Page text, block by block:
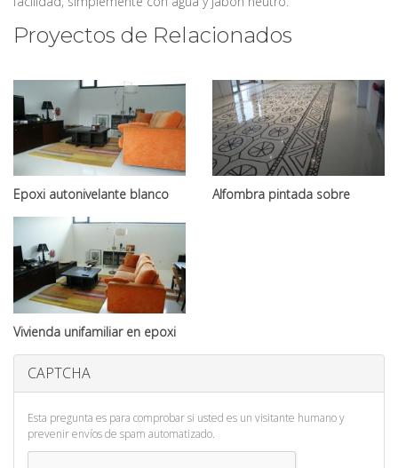
Proyectos de Relacionados
Epoxi autonivelante blanco
Alfombra pintada sobre
Vivienda unifamiliar en epoxi
CAPTCHA
Esta pregunta es para comprobar si usted es un visitante humano y
prevenir envíos de spam automatizado.